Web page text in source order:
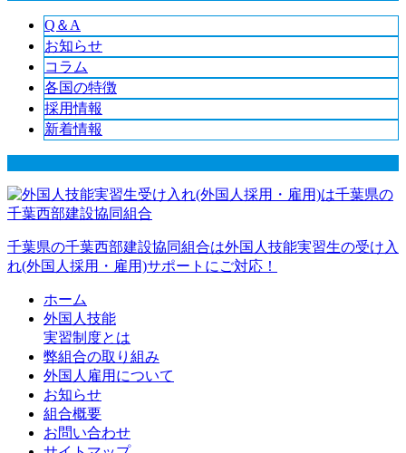
Q＆A
お知らせ
コラム
各国の特徴
採用情報
新着情報
千葉県の千葉西部建設協同組合は外国人技能実習生の受け入
れ(外国人採用・雇用)サポートにご対応！
ホーム
外国人技能
実習制度とは
弊組合の取り組み
外国人雇用について
お知らせ
組合概要
お問い合わせ